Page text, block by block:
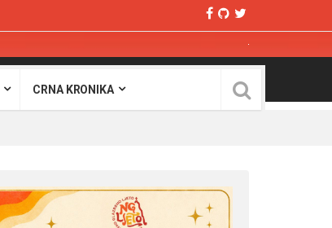
CRNA KRONIKA